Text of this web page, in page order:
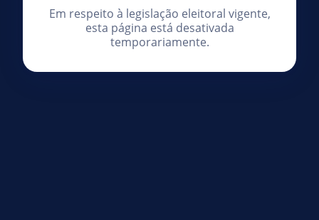
Em respeito à legislação eleitoral vigente,
esta página está desativada
temporariamente.